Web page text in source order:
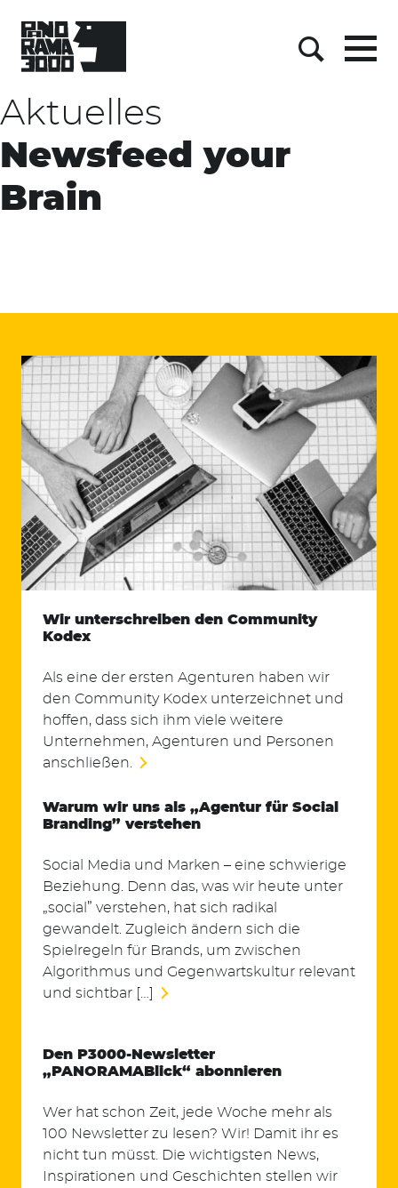
content
Menu
Aktuelles
Newsfeed your
Brain
Wir unterschreiben den Community
Kodex
Als eine der ersten Agenturen haben wir
den Community Kodex unterzeichnet und
hoffen, dass sich ihm viele weitere
Unternehmen, Agenturen und Personen
anschließen.
Warum wir uns als „Agentur für Social
Branding” verstehen
Social Media und Marken – eine schwierige
Beziehung. Denn das, was wir heute unter
„social” verstehen, hat sich radikal
gewandelt. Zugleich ändern sich die
Spielregeln für Brands, um zwischen
Algorithmus und Gegenwartskultur relevant
und sichtbar […]
Den P3000-Newsletter
„PANORAMABlick“ abonnieren
Wer hat schon Zeit, jede Woche mehr als
100 Newsletter zu lesen? Wir! Damit ihr es
nicht tun müsst. Die wichtigsten News,
Inspirationen und Geschichten stellen wir